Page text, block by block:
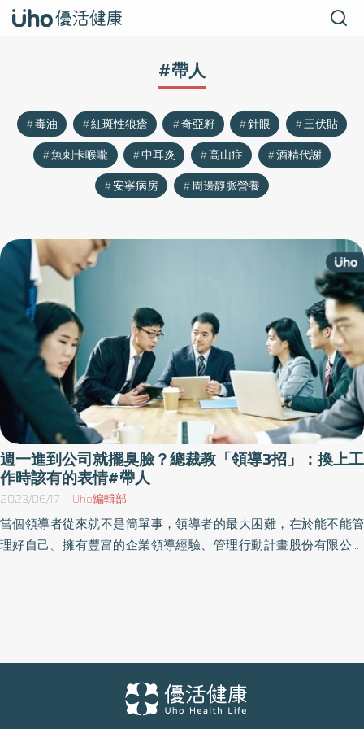
#帶人
毒油 紅斑性狼瘡 奇亞籽 針眼
三伏貼
魚刺卡喉嚨
中耳炎 高山症
酒精代謝
安寧病房
周邊靜脈營養
週一進到公司就擺臭臉？總裁教「領導3招」：換上工
作時該有的表情#帶人
2023/06/17 Uho編輯部
當個領導者從來就不是簡單事，領導者的最大困難，在於能不能管
理好自己。擁有豐富的企業領導經驗、管理行動計畫股份有限公司